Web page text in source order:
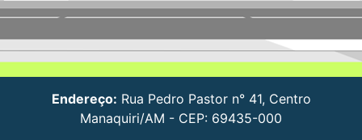
Endereço: Rua Pedro Pastor n° 41, Centro
Manaquiri/AM - CEP: 69435-000